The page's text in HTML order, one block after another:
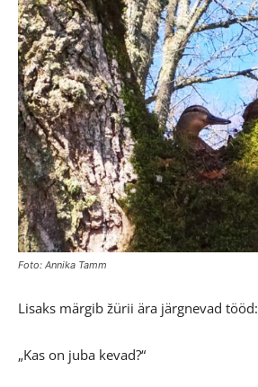
Foto: Annika Tamm
Lisaks märgib žürii ära järgnevad tööd:
„Kas on juba kevad?“